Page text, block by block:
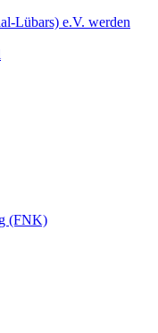
Lübars) e.V. werden
(FNK)